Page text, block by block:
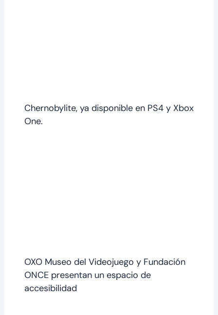
Chernobylite, ya disponible en PS4 y Xbox
One.
OXO Museo del Videojuego y Fundación
ONCE presentan un espacio de
accesibilidad